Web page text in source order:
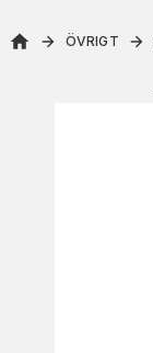
ÖVRIGT